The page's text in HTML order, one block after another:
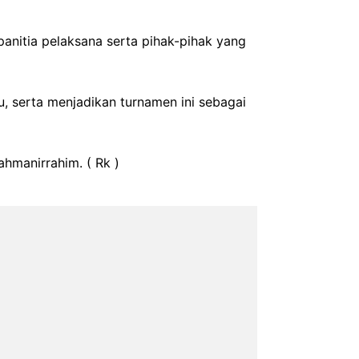
pelaksana serta pihak-pihak yang
serta menjadikan turnamen ini sebagai
( Rk )